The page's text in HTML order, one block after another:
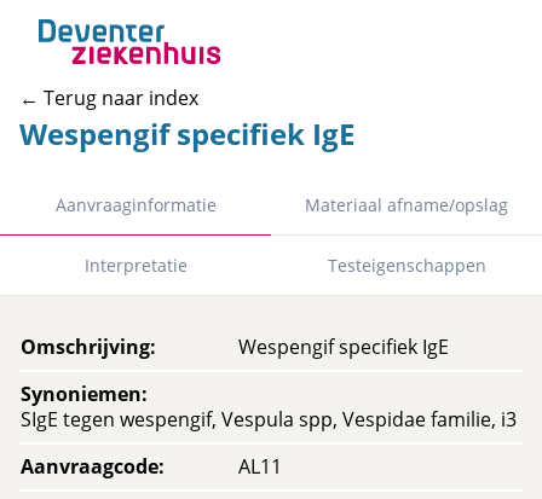
← Terug naar index
Wespengif specifiek IgE
Aanvraaginformatie Materiaal afname/opslag
Interpretatie Testeigenschappen
Omschrijving:
Wespengif specifiek IgE
Synoniemen:
SIgE tegen wespengif, Vespula spp, Vespidae familie, i3
Aanvraagcode:
AL11